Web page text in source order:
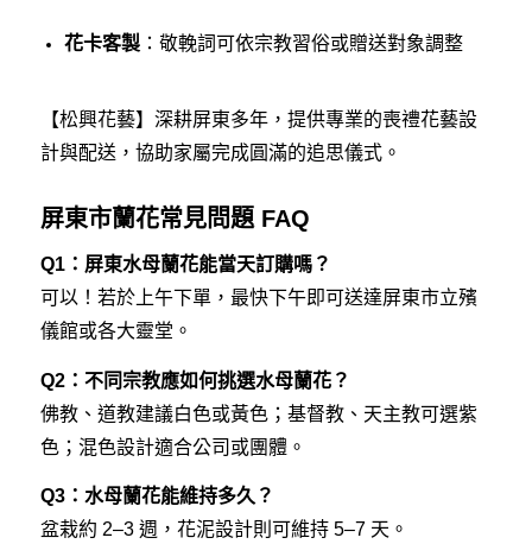
花卡客製：敬輓詞可依宗教習俗或贈送對象調整
【松興花藝】深耕屏東多年，提供專業的喪禮花藝設
計與配送，協助家屬完成圓滿的追思儀式。
屏東市蘭花常見問題 FAQ
Q1：屏東水母蘭花能當天訂購嗎？
可以！若於上午下單，最快下午即可送達屏東市立殯
儀館或各大靈堂。
Q2：不同宗教應如何挑選水母蘭花？
佛教、道教建議白色或黃色；基督教、天主教可選紫
色；混色設計適合公司或團體。
Q3：水母蘭花能維持多久？
盆栽約 2–3 週，花泥設計則可維持 5–7 天。